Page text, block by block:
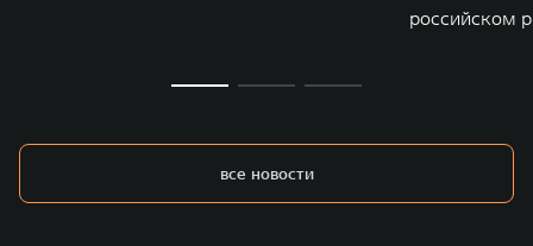
российском
все новости